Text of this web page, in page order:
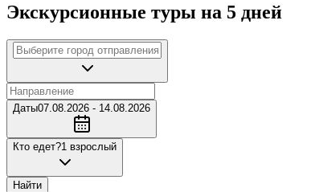
Экскурсионные туры на 5 дней
Даты07.08.2026 - 14.08.2026
Кто едет?1 взрослый
Найти